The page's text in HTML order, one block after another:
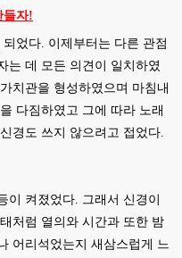
들자!
었다. 이제부터는 다른 관점
는 데 모든 의견이 일치하였
치관을 형성하였으며 마침내
다짐하였고 그에 따라 노래
경도 쓰지 않으려고 접었다.
이 켜졌었다. 그래서 신경이
처럼 열의와 시간과 또한 밤
어리석었는지 새삼스럽게 느